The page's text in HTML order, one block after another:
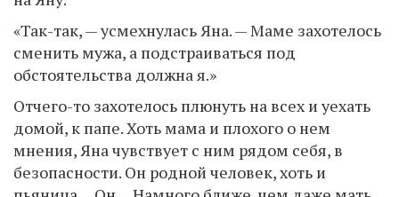
«Так-так, — усмехнулась Яна. — Маме захотелось
сменить мужа, а подстраиваться под
обстоятельства должна я.»
Отчего-то захотелось плюнуть на всех и уехать
домой, к папе. Хоть мама и плохого о нем
мнения, Яна чувствует с ним рядом себя, в
безопасности. Он родной человек, хоть и